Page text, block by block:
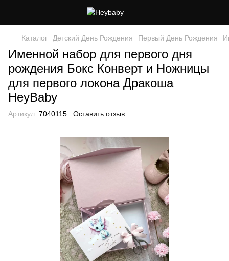
Каталог Детский День Рождения Первый День Рождения
Именной набор для первого дня
рождения Бокс Конверт и Ножницы
для первого локона Дракоша
HeyBaby
Артикул: 7040115 Оставить отзыв